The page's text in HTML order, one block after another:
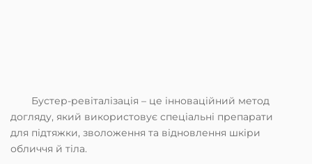
Бустер-ревіталізація – це інноваційний метод
догляду, який використовує спеціальні препарати
для підтяжки, зволоження та відновлення шкіри
обличчя й тіла.